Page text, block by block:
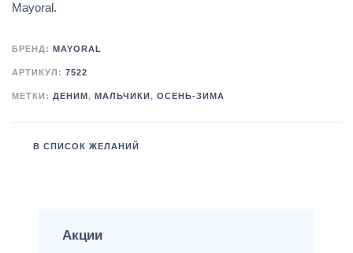
Mayoral.
БРЕНД: MAYORAL
АРТИКУЛ: 7522
МЕТКИ: ДЕНИМ , МАЛЬЧИКИ , ОСЕНЬ-ЗИМА
В СПИСОК ЖЕЛАНИЙ
Акции